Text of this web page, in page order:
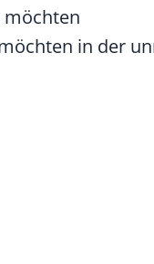
möchten
in der